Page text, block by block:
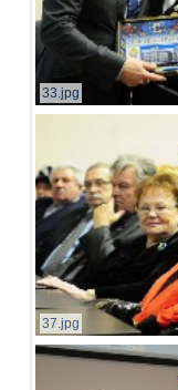
33.jpg
37.jpg